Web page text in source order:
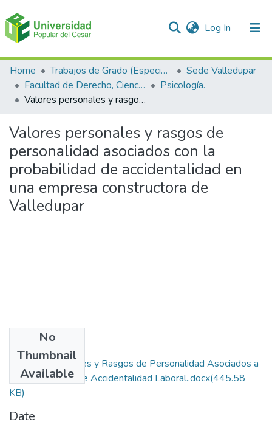
Log In (current)
Communities & Collections
All of DSpace
Home Trabajos de Grado (Especializaciones y Pregrados)
Sede Valledupar
Facultad de Derecho, Ciencias Políticas y Sociales.
Psicología.
Valores personales y rasgos de personalidad asociados con la probabilidad de accidentalidad en una empresa constructora de Valledupar
Valores personales y rasgos de
personalidad asociados con la
probabilidad de accidentalidad en
una empresa constructora de
Valledupar
No
Thumbnail
Available
Valores Personales y Rasgos de Personalidad Asociados a
La Probabilidad de Accidentalidad Laboral..docx(445.58
KB)
Date